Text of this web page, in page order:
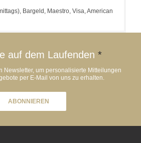
Bargeld, Maestro, Visa, American
auf dem Laufenden *
Newsletter, um personalisierte Mitteilungen
per E-Mail von uns zu erhalten.
ABONNIEREN